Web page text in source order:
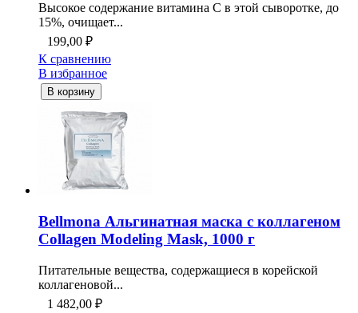
Высокое содержание витамина С в этой сыворотке, до
15%, очищает...
199,00 ₽
К сравнению
В избранное
В корзину
Bellmona Альгинатная маска с коллагеном
Collagen Modeling Mask, 1000 г
Питательные вещества, содержащиеся в корейской
коллагеновой...
1 482,00 ₽